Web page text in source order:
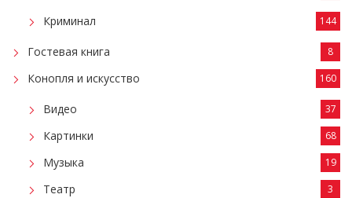
Криминал 144
Гостевая книга 8
Конопля и искусство 160
Видео 37
Картинки 68
Музыка 19
Театр 3